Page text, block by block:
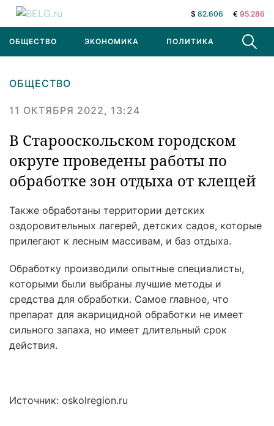
$ 82.606 € 95.286
ОБЩЕСТВО ЭКОНОМИКА ПОЛИТИКА В МИРЕ
ОБЩЕСТВО
11 ОКТЯБРЯ 2022, 13:24
В Старооскольском городском
округе проведены работы по
обработке зон отдыха от клещей
Также обработаны территории детских
оздоровительных лагерей, детских садов, которые
прилегают к лесным массивам, и баз отдыха.
Обработку производили опытные специалисты,
которыми были выбраны лучшие методы и
средства для обработки. Самое главное, что
препарат для акарицидной обработки не имеет
сильного запаха, но имеет длительный срок
действия.
Источник: oskolregion.ru